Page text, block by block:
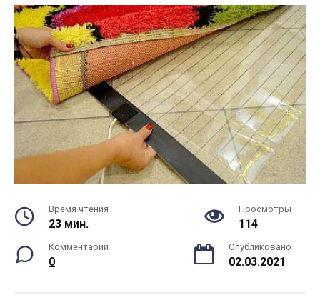
Время чтения
23 мин.
Просмотры
114
Комментарии
0
Опубликовано
02.03.2021